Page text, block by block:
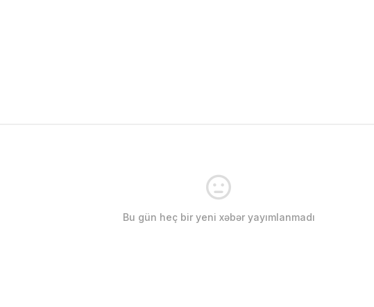
Bu gün heç bir yeni xəbər yayımlanmadı